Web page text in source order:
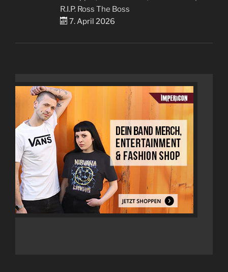
R.I.P. Ross The Boss
7. April 2026